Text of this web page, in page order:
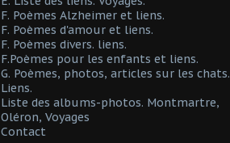
F. Poèmes Alzheimer et liens.
F. Poèmes d'amour et liens.
F. Poèmes divers. liens.
F.Poèmes pour les enfants et liens.
G. Poèmes, photos, articles sur les chats.
Liens.
Liste des albums-photos. Montmartre,
Oléron, Voyages
Contact